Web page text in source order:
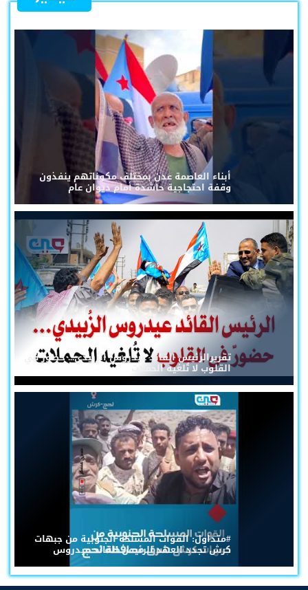
أبناء العاصمة عدن بمختلف مكوناتهم ينفذون
وقفة احتجاجية حاشدة أمام ديوان عام
تقريرالرئيس القائد عيدروس الزُبيدي... حضورٌ في
القلوب لا تُلغيه الحملات
#متداول: القوات المسلحة الجنوبية من جبهات
كرش تجدد العهد للرئيس القائد عيدروس